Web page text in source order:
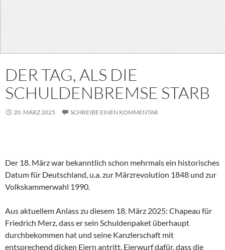
DER TAG, ALS DIE
SCHULDENBREMSE STARB
20. MÄRZ 2025 SCHREIBE EINEN KOMMENTAR
Der 18. März war bekanntlich schon mehrmals ein historisches
Datum für Deutschland, u.a. zur Märzrevolution 1848 und zur
Volkskammerwahl 1990.
Aus aktuellem Anlass zu diesem 18. März 2025: Chapeau für
Friedrich Merz, dass er sein Schuldenpaket überhaupt
durchbekommen hat und seine Kanzlerschaft mit
entsprechend dicken Eiern antritt. Eierwurf dafür, dass die